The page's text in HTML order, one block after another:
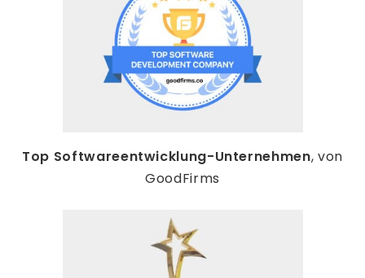
Top Softwareentwicklung-Unternehmen, von
GoodFirms